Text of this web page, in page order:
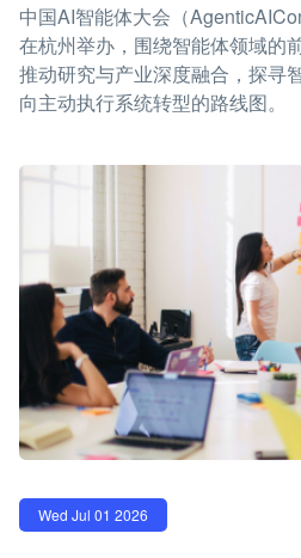
中国AI智能体大会（
在杭州举办，围绕智能体领域的
推动研究与产业深度融合，探寻
向主动执行系统转型的路线图。
Wed Jul 01 2026